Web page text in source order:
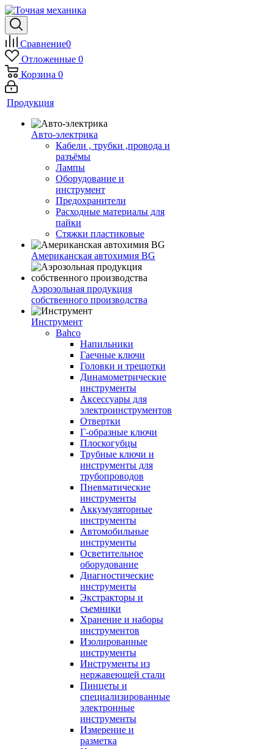
Сравнение0
Отложенные 0
Корзина 0
Продукция
Авто-электрика
Кабели , трубки ,провода и
разъёмы
Лампы
Оборудование и
инструмент
Предохранители
Расходные материалы для
пайки
Стяжки пластиковые
Американская автохимия BG
Аэрозольная продукция
собственного производства
Инструмент
Bahco
Напильники
Гаечные ключи
Головки и трещотки
Динамометрические
инструменты
Аксессуары для
электроинструментов
Отвертки
Г-образные ключи
Плоскогубцы
Трубные ключи и
инструменты для
трубопроводов
Пневматические
инструменты
Аккумуляторные
инструменты
Автомобильные
инструменты
Осветительное
оборудование
Диагностические
инструменты
Экстракторы и
съемники
Хранение и наборы
инструментов
Изолированные
инструменты
Инструменты из
нержавеющей стали
Пинцеты и
специализированные
электронные
инструменты
Измерение и
разметка